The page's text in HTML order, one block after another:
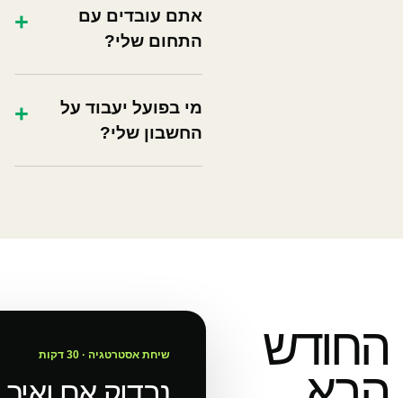
אתם עובדים עם
התחום שלי?
+
מי בפועל יעבוד על
החשבון שלי?
+
החודש שיחת אסטרטגיה · 30 דקות